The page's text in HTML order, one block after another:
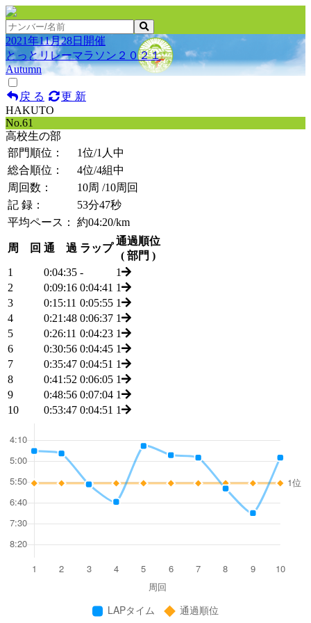
2021年11月28日開催
とっとリレーマラソン２０２１
Autumn
戻 る
更 新
HAKUTO
No.61
高校生の部
部門順位：
1位/1人中
総合順位：
4位/4組中
周回数：
10周 /10周回
記 録：
53分47秒
平均ペース：
約04:20/km
周 回 通 過 ラップ
通過順位
( 部門 )
1
0:04:35 -
1
2
0:09:16 0:04:41 1
3
0:15:11 0:05:55 1
4
0:21:48 0:06:37 1
5
0:26:11 0:04:23 1
6
0:30:56 0:04:45 1
7
0:35:47 0:04:51 1
8
0:41:52 0:06:05 1
9
0:48:56 0:07:04 1
10
0:53:47 0:04:51 1